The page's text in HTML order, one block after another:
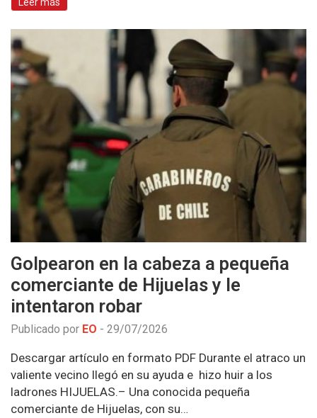
Golpearon en la cabeza a pequeña
comerciante de Hijuelas y le
intentaron robar
Publicado por EO - 29/07/2026
Descargar artículo en formato PDF Durante el atraco un
valiente vecino llegó en su ayuda e hizo huir a los
ladrones HIJUELAS.– Una conocida pequeña
comerciante de Hijuelas, con su…